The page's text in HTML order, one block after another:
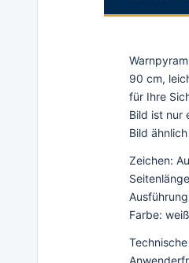
90 cm,
für Ihre
Bild ist nur
Bild
Zeichen:
Farbe: